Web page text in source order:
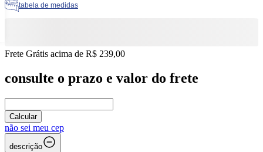
tabela de medidas
Frete Grátis acima de R$ 239,00
consulte o prazo e valor do frete
Calcular
não sei meu cep
descrição